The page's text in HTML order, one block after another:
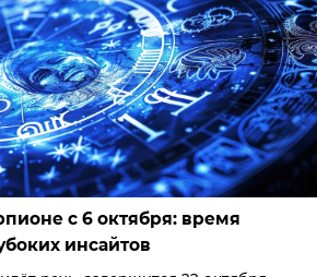
с 6 октября: время
инсайтов